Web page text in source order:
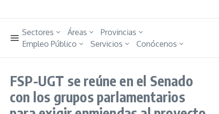
Sectores Áreas
Provincias
Empleo Público
Servicios Conócenos
FSP-UGT se reúne en el Senado
con los grupos parlamentarios